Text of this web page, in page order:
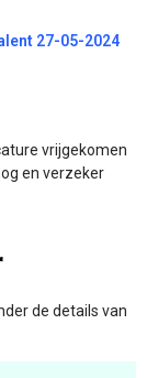
27-05-2024
vrijgekomen
en verzeker
de details van